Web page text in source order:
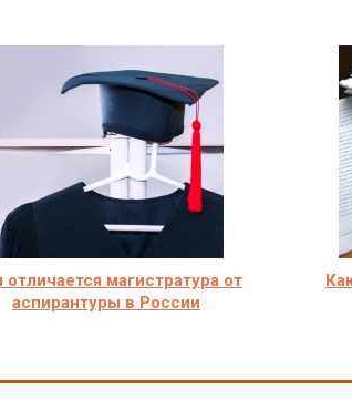
отличается магистратура от
аспирантуры в России